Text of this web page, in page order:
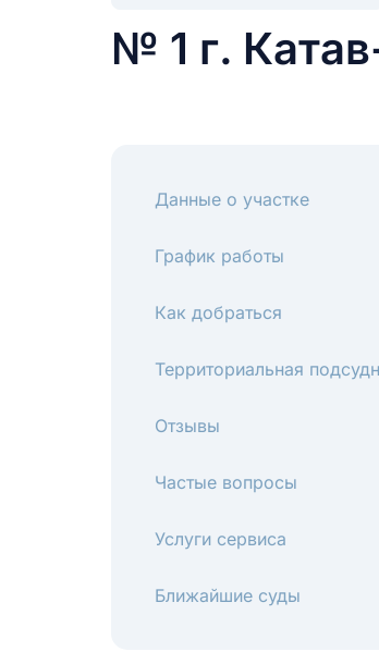
№ 1 г.
Данные о участке
График работы
Как добраться
Территориальная
Отзывы
Частые вопросы
Услуги сервиса
Ближайшие суды